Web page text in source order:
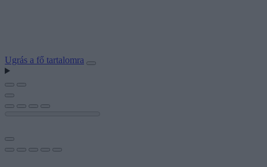
Ugrás a fő tartalomra